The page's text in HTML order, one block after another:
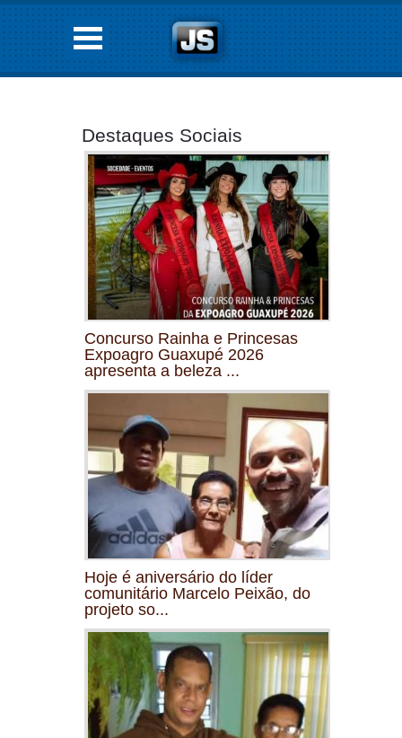
Destaques Sociais
Concurso Rainha e Princesas
Expoagro Guaxupé 2026
apresenta a beleza ...
Hoje é aniversário do líder
comunitário Marcelo Peixão, do
projeto so...